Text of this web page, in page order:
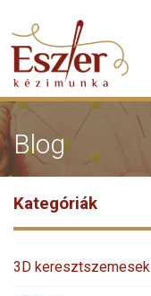
Blog
Kategóriák
3D keresztszemesek